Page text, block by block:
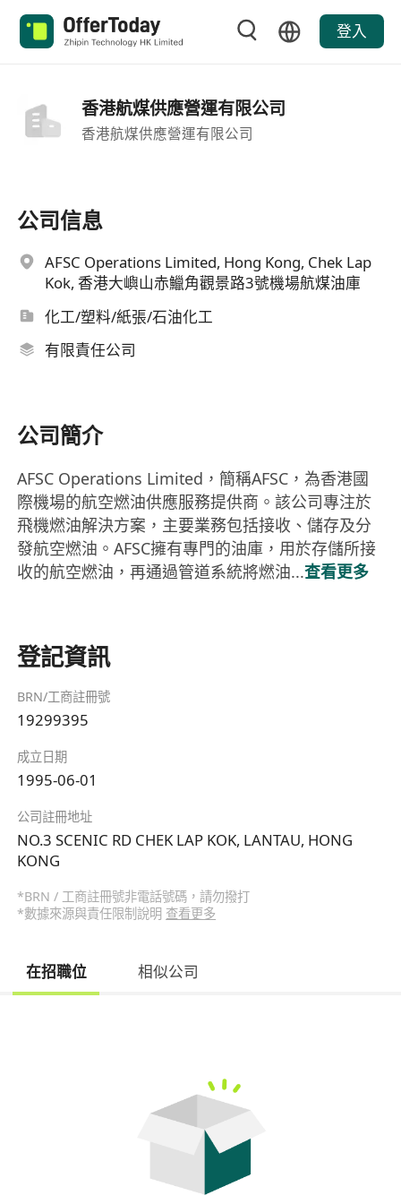
登入
香港航煤供應營運有限公司
香港航煤供應營運有限公司
公司信息
AFSC Operations Limited, Hong Kong, Chek Lap
Kok, 香港大嶼山赤鱲角觀景路3號機場航煤油庫
化工/塑料/紙張/石油化工
有限責任公司
公司簡介
AFSC Operations Limited，簡稱AFSC，為香港國
際機場的航空燃油供應服務提供商。該公司專注於
飛機燃油解決方案，主要業務包括接收、儲存及分
發航空燃油。AFSC擁有專門的油庫，用於存儲所接
收的航空燃油，再通過管道系統將燃油...查看更多
登記資訊
BRN/工商註冊號
19299395
成立日期
1995-06-01
公司註冊地址
NO.3 SCENIC RD CHEK LAP KOK, LANTAU, HONG
KONG
*BRN / 工商註冊號非電話號碼，請勿撥打
*數據來源與責任限制說明 查看更多
在招職位 相似公司